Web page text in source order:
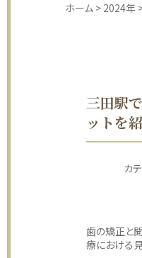
ホーム > 2024年
三田駅
ットを
カ
歯の矯正と
療における